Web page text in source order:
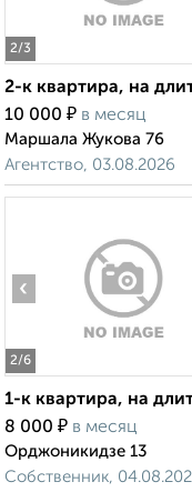
2/3
2-к квартира, на
10 000 ₽ в месяц
Маршала Жукова 76
Агентство, 03.08.2026
2/6
‹
1-к квартира, на
8 000 ₽ в месяц
Орджоникидзе 13
Собственник,